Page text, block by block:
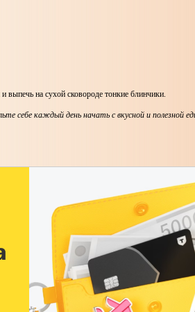
выпечь на сухой сковороде тонкие блинчики.
себе каждый день начать с вкусной и полезной